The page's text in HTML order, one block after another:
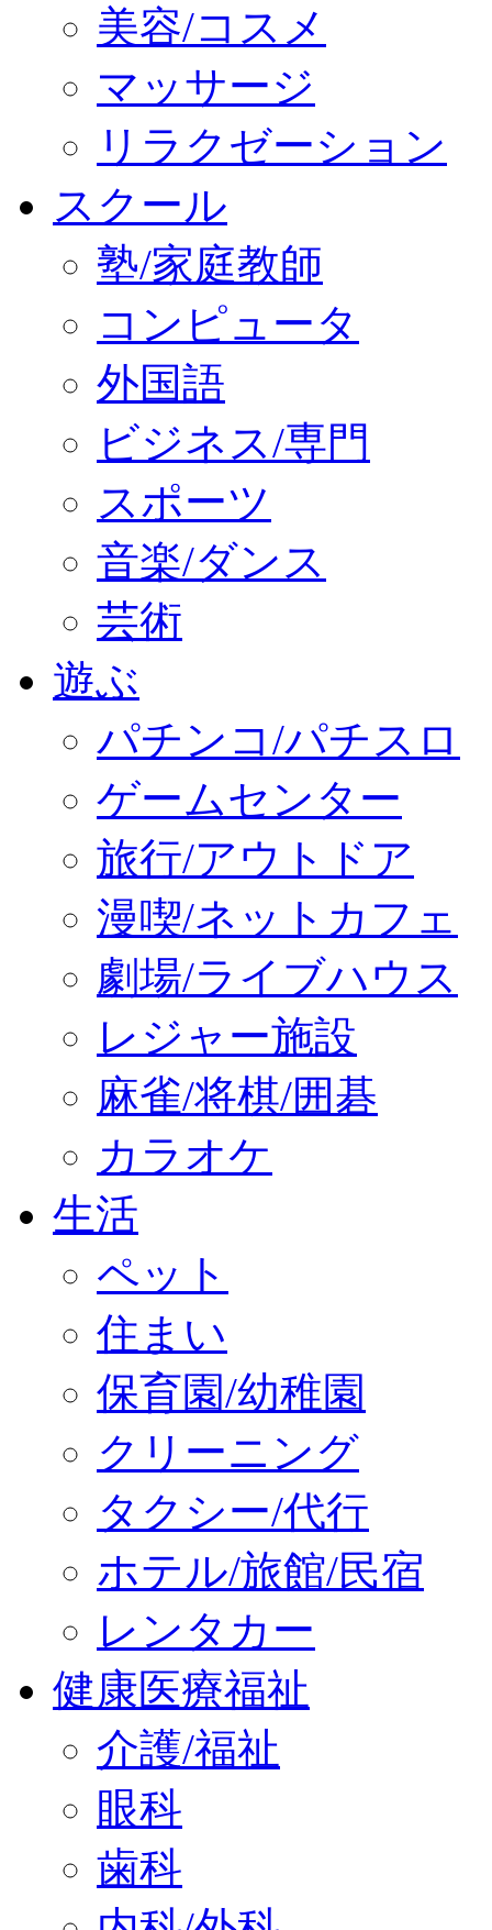
美容/コスメ
マッサージ
リラクゼーション
スクール
塾/家庭教師
コンピュータ
外国語
ビジネス/専門
スポーツ
音楽/ダンス
芸術
遊ぶ
パチンコ/パチスロ
ゲームセンター
旅行/アウトドア
漫喫/ネットカフェ
劇場/ライブハウス
レジャー施設
麻雀/将棋/囲碁
カラオケ
生活
ペット
住まい
保育園/幼稚園
クリーニング
タクシー/代行
ホテル/旅館/民宿
レンタカー
健康医療福祉
介護/福祉
眼科
歯科